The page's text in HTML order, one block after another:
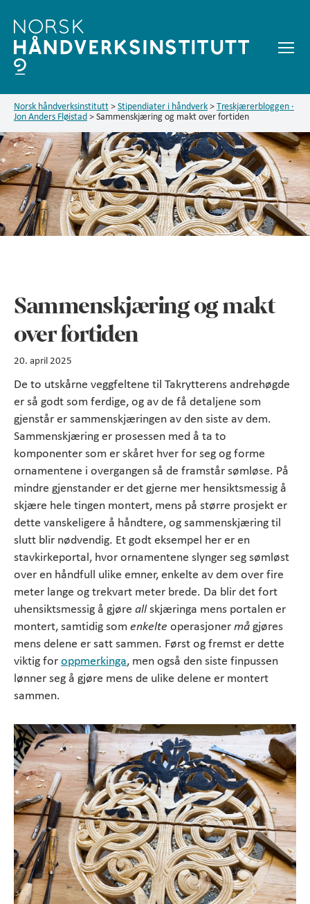
Norsk håndverksinstitutt > Stipendiater i håndverk > Treskjærerbloggen ·
Jon Anders Fløistad > Sammenskjæring og makt over fortiden
Sammenskjæring og makt
over fortiden
20. april 2025
De to utskårne veggfeltene til Takrytterens andrehøgde
er så godt som ferdige, og av de få detaljene som
gjenstår er sammenskjæringen av den siste av dem.
Sammenskjæring er prosessen med å ta to
komponenter som er skåret hver for seg og forme
ornamentene i overgangen så de framstår sømløse. På
mindre gjenstander er det gjerne mer hensiktsmessig å
skjære hele tingen montert, mens på større prosjekt er
dette vanskeligere å håndtere, og sammenskjæring til
slutt blir nødvendig. Et godt eksempel her er en
stavkirkeportal, hvor ornamentene slynger seg sømløst
over en håndfull ulike emner, enkelte av dem over fire
meter lange og trekvart meter brede. Da blir det fort
uhensiktsmessig å gjøre allskjæringa mens portalen er
montert, samtidig som enkelte operasjoner må gjøres
mens delene er satt sammen. Først og fremst er dette
viktig for oppmerkinga, men også den siste finpussen
lønner seg å gjøre mens de ulike delene er montert
sammen.